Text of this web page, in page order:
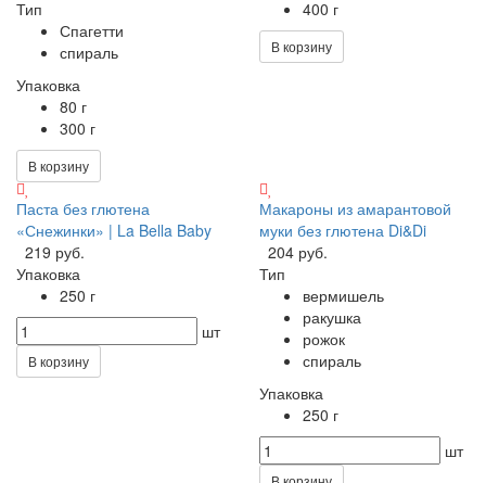
Тип
Спагетти
спираль
Упаковка
80 г
300 г
В корзину
400 г
В корзину
Паста без глютена
«Снежинки» | La Bella Baby
219 руб.
Упаковка
250 г
шт
В корзину
Макароны из амарантовой
муки без глютена Di&Di
204 руб.
Тип
вермишель
ракушка
рожок
спираль
Упаковка
250 г
шт